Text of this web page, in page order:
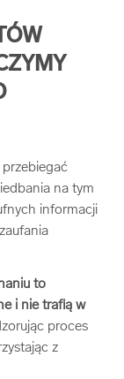
na tym
informacji
to
i nie trafią w
proces
z